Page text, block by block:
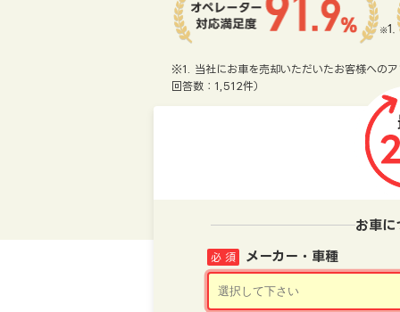
※1. 当社にお車を売却いただいたお客様への
回答数：1,512件）
お車に
メーカー・車種
必 須